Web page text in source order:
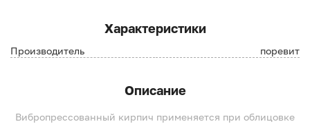
Характеристики
Производитель поревит
Описание
Вибропрессованный кирпич применяется при облицовке